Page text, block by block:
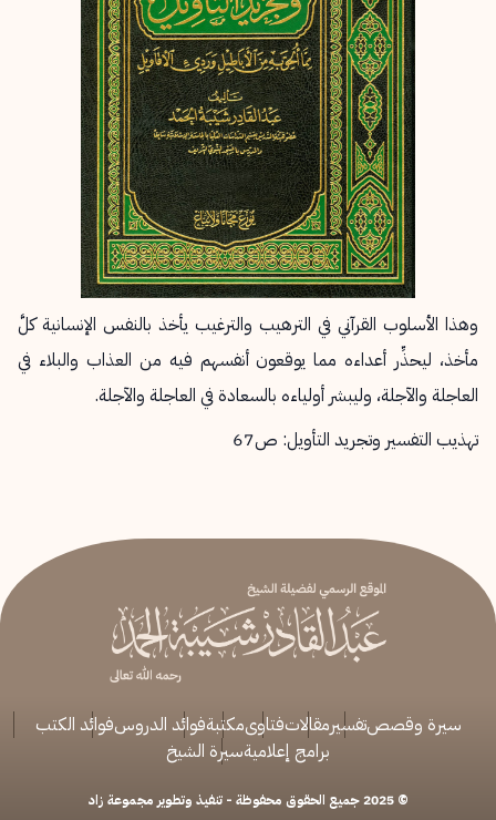
وهذا الأسلوب القرآني في الترهيب والترغيب يأخذ بالنفس الإنسانية كلَّ
مأخذ، ليحذِّر أعداءه مما يوقعون أنفسهم فيه من العذاب والبلاء في
العاجلة والآجلة، وليبشر أولياءه بالسعادة في العاجلة والآجلة.
تهذيب التفسير وتجريد التأويل: ص67
سيرة وقصصتفسيرمقالاتفتاوىمكتبةفوائد الدروسفوائد الكتب
برامج إعلاميةسيرة الشيخ
© 2025 جميع الحقوق محفوظة - تنفيذ وتطوير مجموعة زاد